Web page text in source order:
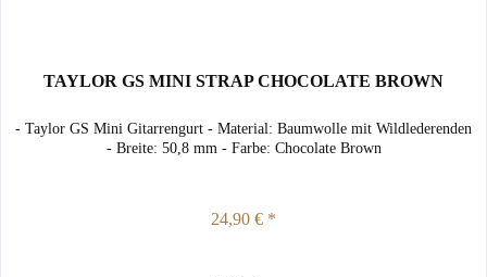
TAYLOR GS MINI STRAP CHOCOLATE BROWN
- Taylor GS Mini Gitarrengurt - Material: Baumwolle mit Wildlederenden
- Breite: 50,8 mm - Farbe: Chocolate Brown
24,90 € *